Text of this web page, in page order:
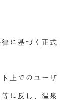
に基づく正式
上でのユーザ
に反し、温泉